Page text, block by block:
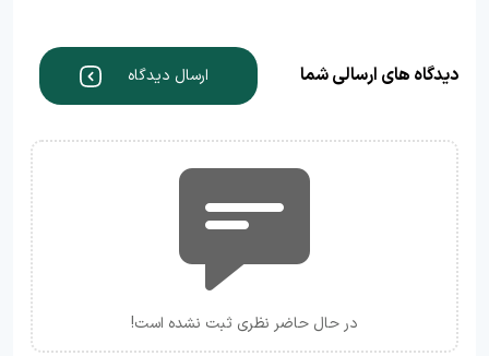
دیدگاه های ارسالی شما ارسال دیدگاه
در حال حاضر نظری ثبت نشده است!